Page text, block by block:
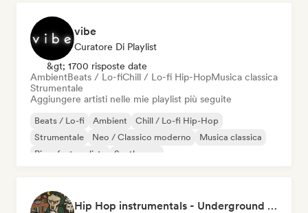
vibe
Curatore Di Playlist
&gt; 1700 risposte date
AmbientBeats / Lo-fiChill / Lo-fi Hip-HopMusica classica
Strumentale
Aggiungere artisti nelle mie playlist più seguite
Beats / Lo-fi Ambient
Chill / Lo-fi Hip-Hop
Strumentale
Neo / Classico moderno
Musica classica
Pianoforte solista
Synthwave
Hip Hop instrumentals - Underground boombap & Lo Fi Hip Hop (by Snaap)